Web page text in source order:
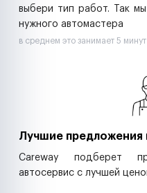
выбери тип работ. Так
нужного автомастера
в среднем это занимает 5 минут
Лучшие предложения
Careway подберет
автосервис с лучшей